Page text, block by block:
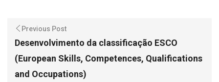
Previous Post
Desenvolvimento da classificação ESCO
(European Skills, Competences, Qualifications
and Occupations)